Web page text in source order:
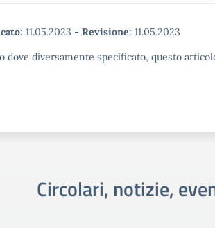
11.05.2023 - Revisione: 11.05.2023
dove diversamente specificato, questo
Circolari, notizie,